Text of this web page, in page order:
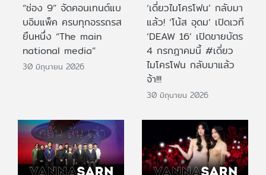
“ช่อง 9” จัดคอนเทนต์แบ
บอิมแพ็ค ครบทุกอรรถรส
ยืนหนึ่ง “The main
national media”
30 มิถุนายน 2026
‘เดี่ยวไมโครโฟน’ กลับมา
แล้ว! ‘โน้ส อุดม’ เปิดเวที
‘DEAW 16’ เปิดขายบัตร
4 กรกฎาคมนี้ #เดี่ยว
ไมโครโฟน กลับมาแล้ว
จ้า!!!
30 มิถุนายน 2026